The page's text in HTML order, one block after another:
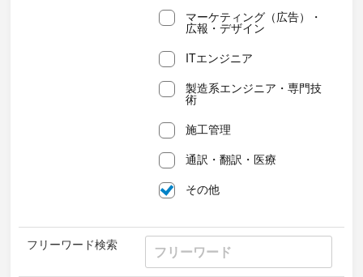
マーケティング（広告）・
広報・デザイン
ITエンジニア
製造系エンジニア・専門技
術
施工管理
通訳・翻訳・医療
その他
フリーワード検索